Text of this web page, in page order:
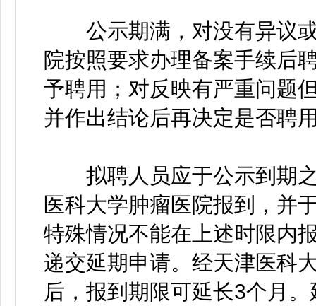
公示期满，对没有异议或
院按照要求办理备案手续后
予聘用；对反映有严重问题
并作出结论后再决定是否聘
拟聘人员应于公示到期之
医科大学肿瘤医院报到，并
特殊情况不能在上述时限内
递交延期申请。经天津医科
后，报到期限可延长3个月